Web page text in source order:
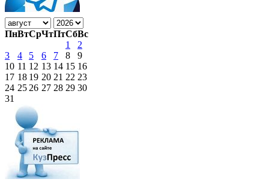
ПнВтСрЧтПтСбВс
1
2
3
4 5 6 7 8
9
10 11 12 13 14 15 16
17 18 19 20 21 22 23
24 25 26 27 28 29 30
31